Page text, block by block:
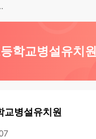
블로그
유치원
학교병설유치원
교병설유치원